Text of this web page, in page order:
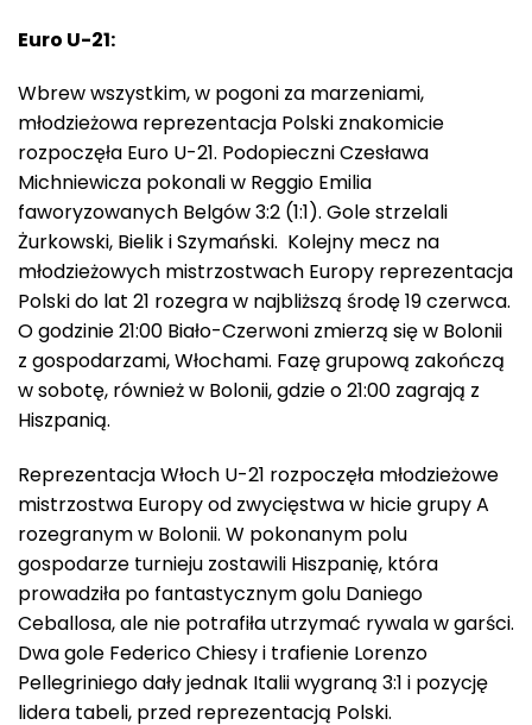
Euro U-21:
Wbrew wszystkim, w pogoni za marzeniami,
młodzieżowa reprezentacja Polski znakomicie
rozpoczęła Euro U-21. Podopieczni Czesława
Michniewicza pokonali w Reggio Emilia
faworyzowanych Belgów 3:2 (1:1). Gole strzelali
Żurkowski, Bielik i Szymański. Kolejny mecz na
młodzieżowych mistrzostwach Europy reprezentacja
Polski do lat 21 rozegra w najbliższą środę 19 czerwca.
O godzinie 21:00 Biało-Czerwoni zmierzą się w Bolonii
z gospodarzami, Włochami. Fazę grupową zakończą
w sobotę, również w Bolonii, gdzie o 21:00 zagrają z
Hiszpanią.
Reprezentacja Włoch U-21 rozpoczęła młodzieżowe
mistrzostwa Europy od zwycięstwa w hicie grupy A
rozegranym w Bolonii. W pokonanym polu
gospodarze turnieju zostawili Hiszpanię, która
prowadziła po fantastycznym golu Daniego
Ceballosa, ale nie potrafiła utrzymać rywala w garści.
Dwa gole Federico Chiesy i trafienie Lorenzo
Pellegriniego dały jednak Italii wygraną 3:1 i pozycję
lidera tabeli, przed reprezentacją Polski.